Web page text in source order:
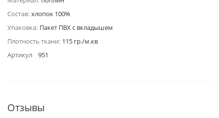
Состав: хлопок 100%
Упаковка: Пакет ПВХ с вкладышем
Плотность ткани: 115 гр./м.кв
Артикул
951
Отзывы